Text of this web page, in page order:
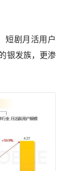
短剧月活用户
银发族，更渗